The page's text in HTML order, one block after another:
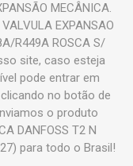
MECÂNICA.
EXPANSAO
R449A ROSCA S/
site, caso esteja
pode entrar em
no botão de
o produto
DANFOSS T2 N
para todo o Brasil!